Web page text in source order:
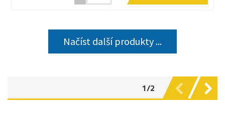
Načíst další produkty ...
1/2